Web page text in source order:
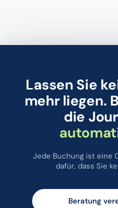
Lassen Sie
mehr liegen.
die
Jede Buchung ist eine
dafür, dass Sie
Beratung